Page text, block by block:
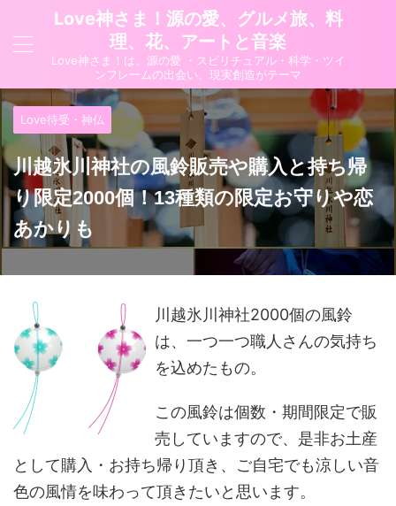
Love神さま！源の愛、グルメ旅、料
理、花、アートと音楽
Love神さま！は、源の愛 ・スピリチュアル・科学・ツイ
ンフレームの出会い、現実創造がテーマ
Love待受・神仏
川越氷川神社の風鈴販売や購入と持ち帰
り限定2000個！13種類の限定お守りや恋
あかりも
川越氷川神社2000個の風鈴
は、一つ一つ職人さんの気持ち
を込めたもの。
この風鈴は個数・期間限定で販
売していますので、是非お土産
として購入・お持ち帰り頂き、ご自宅でも涼しい音
色の風情を味わって頂きたいと思います。